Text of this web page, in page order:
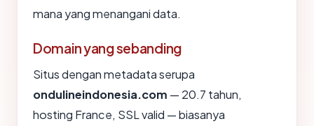
mana yang menangani data.
Domain yang sebanding
Situs dengan metadata serupa
ondulineindonesia.com — 20.7 tahun,
hosting France, SSL valid — biasanya